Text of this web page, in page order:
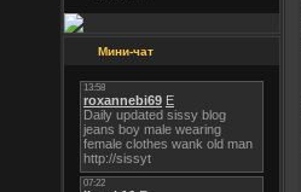
Мини-чат